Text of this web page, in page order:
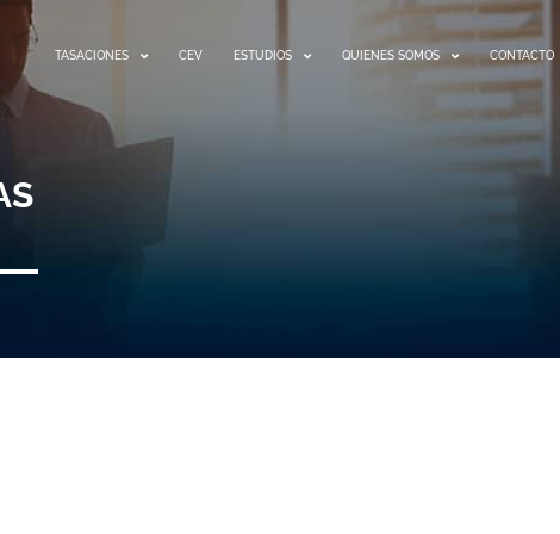
TASACIONES CEV ESTUDIOS QUIENES SOMOS CONTACTO